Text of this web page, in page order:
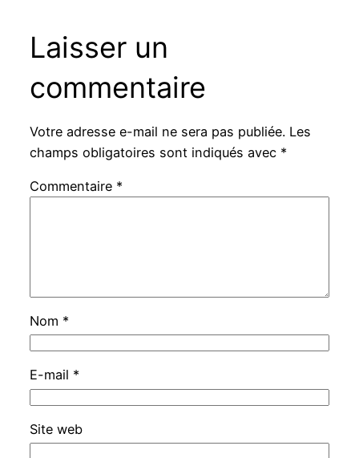
Laisser un
commentaire
Votre adresse e-mail ne sera pas publiée. Les
champs obligatoires sont indiqués avec *
Commentaire *
Nom *
E-mail *
Site web